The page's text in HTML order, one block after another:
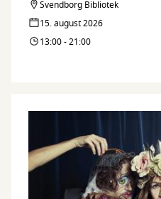
Svendborg Bibliotek
15. august 2026
13:00 - 21:00